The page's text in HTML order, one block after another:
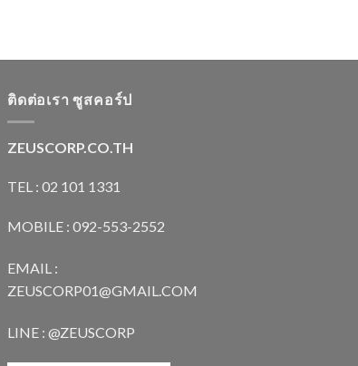
ติดต่อเรา ซูสคอร์ป
ZEUSCORP.CO.TH
TEL : 02 101 1331
MOBILE : 092-553-2552
EMAIL :
ZEUSCORP01@GMAIL.COM
LINE : @ZEUSCORP